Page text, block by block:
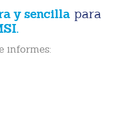
y sencillapara
informes: